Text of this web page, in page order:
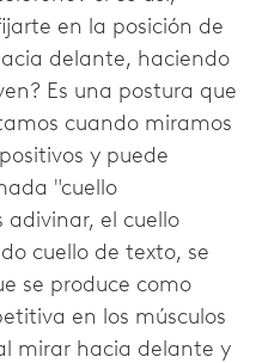
en la posición de
delante, haciendo
Es una postura que
cuando miramos
y puede
"cuello
adivinar, el cuello
cuello de texto, se
se produce como
en los músculos
mirar hacia delante y